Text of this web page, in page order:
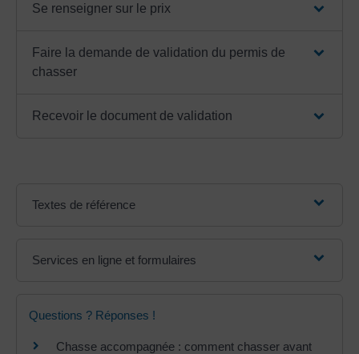
Se renseigner sur le prix
Faire la demande de validation du permis de
chasser
Recevoir le document de validation
Textes de référence
Services en ligne et formulaires
Questions ? Réponses !
Chasse accompagnée : comment chasser avant